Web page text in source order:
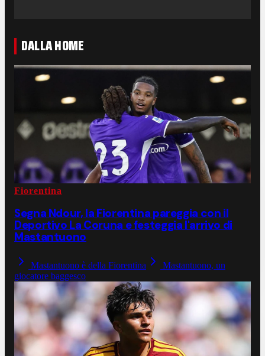
DALLA HOME
Fiorentina
Segna Ndour, la Fiorentina pareggia con il
Deportivo La Coruna e festeggia l'arrivo di
Mastantuono
Mastantuono è della Fiorentina
Mastantuono, un
giocatore baggesco